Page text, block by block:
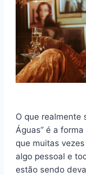
O que realmente
Águas” é a
que muitas
algo pessoal e
estão sendo